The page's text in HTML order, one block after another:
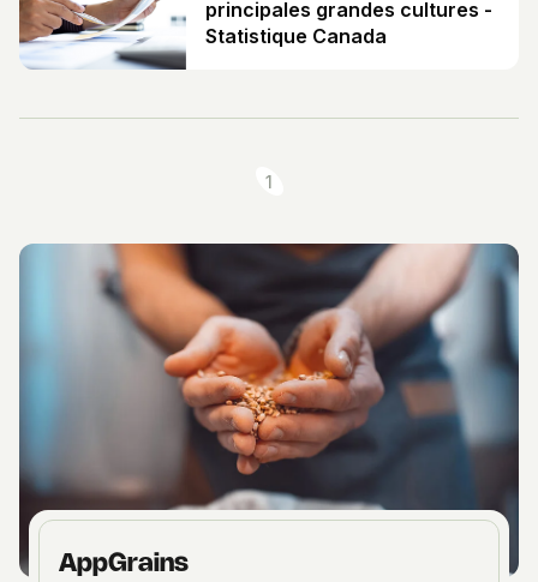
principales grandes cultures -
Statistique Canada
1
AppGrains